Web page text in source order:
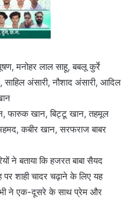
मनोहर लाल साहू, बबलू कुर्रे
अंसारी, नौशाद अंसारी, आदिल
फारुक खान, बिट्टू खान, तहमूल
कबीर खान, सरफराज बाबर
ने बताया कि हजरत बाबा सैयद
पर शाही चादर चढ़ाने के लिए यह
ने एक-दूसरे के साथ प्रेम और